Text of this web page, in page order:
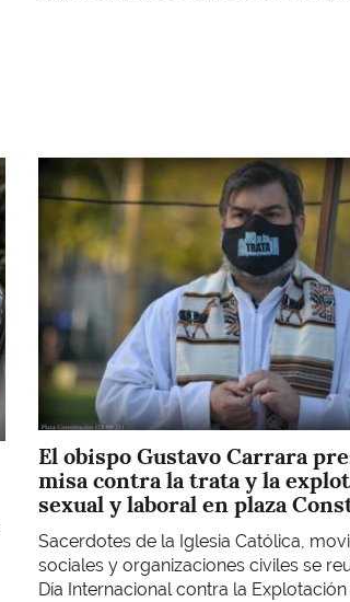
El obispo Gustavo Carrara
misa contra la trata y la
sexual y laboral en plaza
Sacerdotes de la Iglesia Católica,
sociales y organizaciones civiles se
Día Internacional contra la Explotación